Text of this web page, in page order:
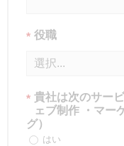
* 役職
* 貴社は次のサー
ェブ制作 ・マー
グ）
はい